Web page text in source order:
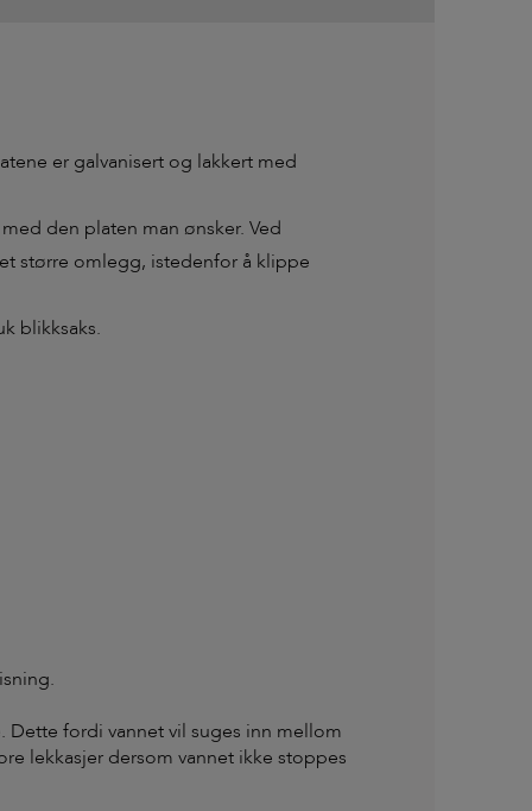
er galvanisert og lakkert med
den platen man ønsker. Ved
større omlegg, istedenfor å klippe
blikksaks.
Dette fordi vannet vil suges inn mellom
lekkasjer dersom vannet ikke stoppes